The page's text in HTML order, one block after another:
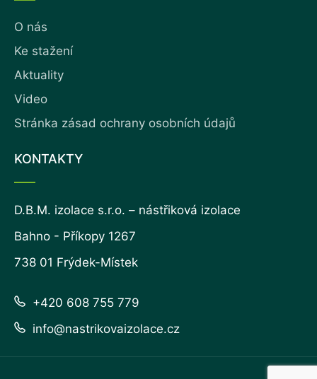
O nás
Ke stažení
Aktuality
Video
Stránka zásad ochrany osobních údajů
KONTAKTY
D.B.M. izolace s.r.o. – nástřiková izolace
Bahno - Příkopy 1267
738 01 Frýdek-Místek
+420 608 755 779
info@nastrikovaizolace.cz